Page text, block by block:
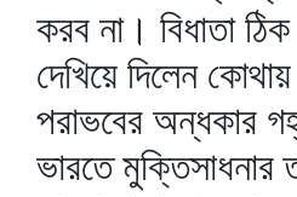
করব না। বিধাতা
দেখিয়ে দিলেন
পরাভবের অন্ধকার
ভারতে মুক্তিসাধনার